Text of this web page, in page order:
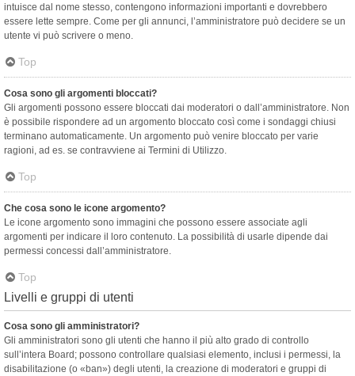
intuisce dal nome stesso, contengono informazioni importanti e dovrebbero
essere lette sempre. Come per gli annunci, l’amministratore può decidere se un
utente vi può scrivere o meno.
Top
Cosa sono gli argomenti bloccati?
Gli argomenti possono essere bloccati dai moderatori o dall’amministratore. Non
è possibile rispondere ad un argomento bloccato così come i sondaggi chiusi
terminano automaticamente. Un argomento può venire bloccato per varie
ragioni, ad es. se contravviene ai Termini di Utilizzo.
Top
Che cosa sono le icone argomento?
Le icone argomento sono immagini che possono essere associate agli
argomenti per indicare il loro contenuto. La possibilità di usarle dipende dai
permessi concessi dall’amministratore.
Top
Livelli e gruppi di utenti
Cosa sono gli amministratori?
Gli amministratori sono gli utenti che hanno il più alto grado di controllo
sull’intera Board; possono controllare qualsiasi elemento, inclusi i permessi, la
disabilitazione (o «ban») degli utenti, la creazione di moderatori e gruppi di